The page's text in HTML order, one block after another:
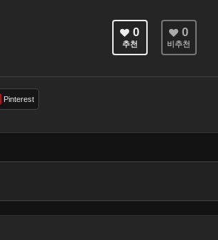
0
추천
0
비추천
Pinterest